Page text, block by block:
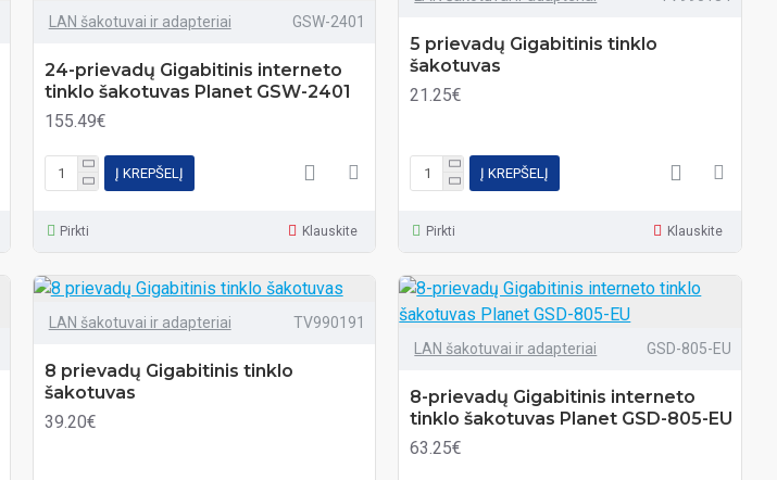
LAN šakotuvai ir adapteriai GSW-2401
24-prievadų Gigabitinis interneto
tinklo šakotuvas Planet GSW-2401
155.49€
Į KREPŠELĮ
Pirkti Klauskite
5 prievadų Gigabitinis tinklo
šakotuvas
21.25€
Į KREPŠELĮ
Pirkti Klauskite
LAN šakotuvai ir adapteriai TV990191
8 prievadų Gigabitinis tinklo
šakotuvas
39.20€
LAN šakotuvai ir adapteriai GSD-805-EU
8-prievadų Gigabitinis interneto
tinklo šakotuvas Planet GSD-805-EU
63.25€